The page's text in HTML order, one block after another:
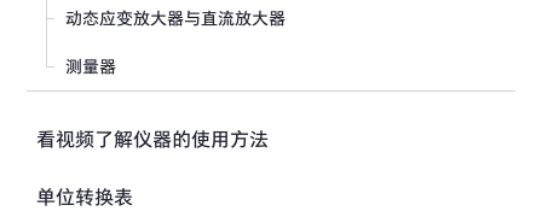
梁应变的计算公式
关于电桥电源方式的的定电压和定电流系统
同一个传感器可测量物理量与温度的带测温功能的土木传
动态应变放大器与直流放大器
测量器
看视频了解仪器的使用方法
单位转换表